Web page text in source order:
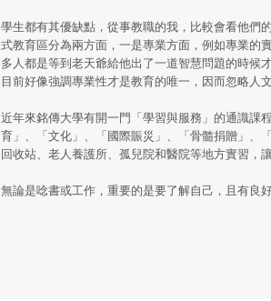
學生都有其優缺點，從事教職的我，比較會看他們
式教育區分為兩方面，一是專業方面，例如專業的
多人都是等到老天爺給他出了一道智慧問題的時候
目前好像強調專業性才是教育的唯一，因而忽略人
近年來銘傳大學有開一門「學習與服務」的通識課
育」、「文化」、「國際賑災」、「骨髓捐贈」、
回收站、老人養護所、孤兒院和醫院等地方實習，
無論是唸書或工作，重要的是要了解自己，且有良